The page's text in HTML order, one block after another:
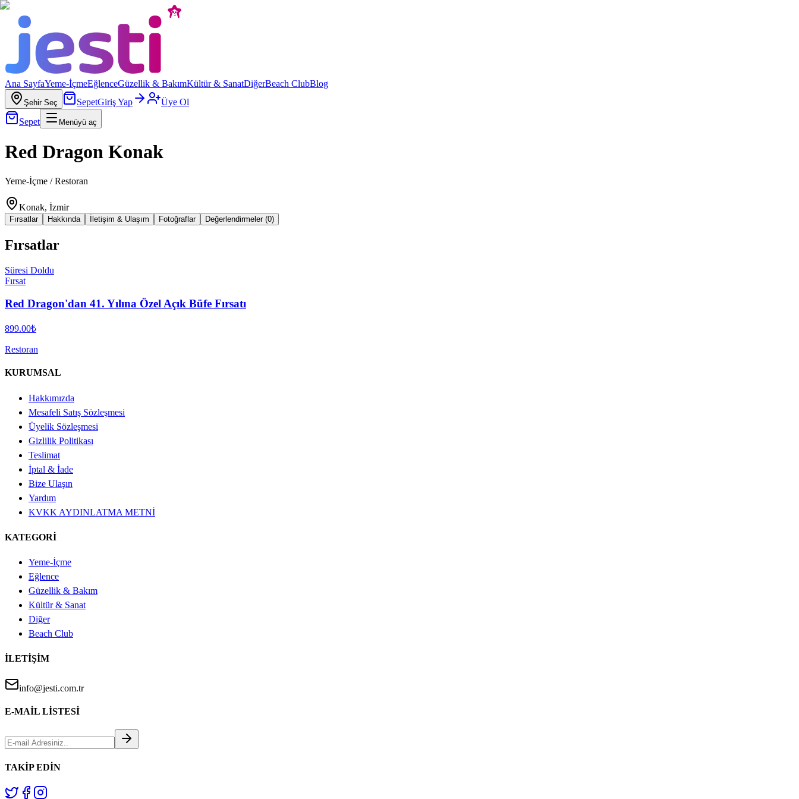
Ana SayfaYeme-İçmeEğlenceGüzellik & BakımKültür & SanatDiğerBeach ClubBlog
Şehir Seç SepetGiriş Yap
Üye Ol
Sepet
Menüyü aç
Red Dragon Konak
Yeme-İçme / Restoran
Konak, İzmir
Fırsatlar Hakkında İletişim & Ulaşım Fotoğraflar Değerlendirmeler (0)
Fırsatlar
Süresi Doldu
Fırsat
Red Dragon'dan 41. Yılına Özel Açık Büfe Fırsatı
899.00₺
Restoran
KURUMSAL
Hakkımızda
Mesafeli Satış Sözleşmesi
Üyelik Sözleşmesi
Gizlilik Politikası
Teslimat
İptal & İade
Bize Ulaşın
Yardım
KVKK AYDINLATMA METNİ
KATEGORİ
Yeme-İçme
Eğlence
Güzellik & Bakım
Kültür & Sanat
Diğer
Beach Club
İLETİŞİM
info@jesti.com.tr
E-MAİL LİSTESİ
TAKİP EDİN